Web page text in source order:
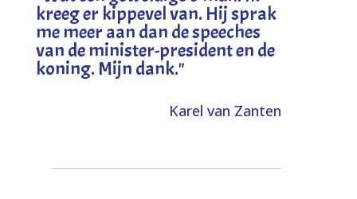
kreeg er kippevel van. Hij sprak
me meer aan dan de speeches
van de minister-president en de
koning. Mijn dank."
Karel van Zanten